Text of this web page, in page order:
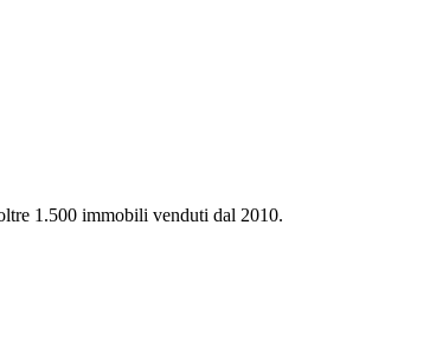
1.500 immobili venduti dal 2010.